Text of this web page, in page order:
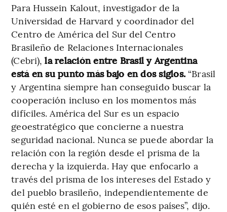
Para Hussein Kalout, investigador de la
Universidad de Harvard y coordinador del
Centro de América del Sur del Centro
Brasileño de Relaciones Internacionales
(Cebri), la relación entre Brasil y Argentina
está en su punto más bajo en dos siglos.“Brasil
y Argentina siempre han conseguido buscar la
cooperación incluso en los momentos más
difíciles. América del Sur es un espacio
geoestratégico que concierne a nuestra
seguridad nacional. Nunca se puede abordar la
relación con la región desde el prisma de la
derecha y la izquierda. Hay que enfocarlo a
través del prisma de los intereses del Estado y
del pueblo brasileño, independientemente de
quién esté en el gobierno de esos países”, dijo.